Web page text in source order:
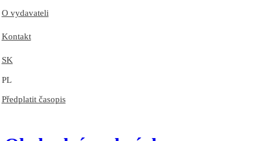
O vydavateli
Kontakt
SK
PL
Předplatit časopis